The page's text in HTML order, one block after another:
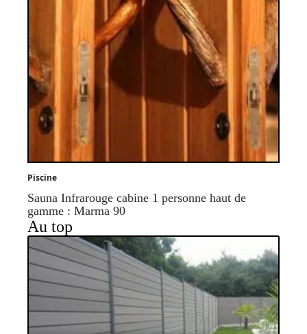
Piscine
Sauna Infrarouge cabine 1 personne haut de
gamme : Marma 90
Au top